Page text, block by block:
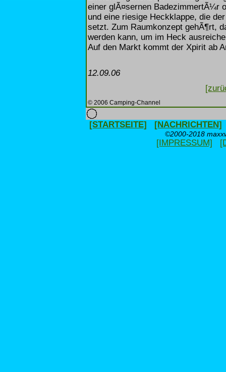
einer glÃ¤sernen BadezimmertÃ¼r
und eine riesige Heckklappe, die
setzt. Zum Raumkonzept gehÃ¶rt,
werden kann, um im Heck
Auf den Markt kommt der Xpirit ab
12.09.06
© 2006 Camping-Channel
[STARTSEITE] [NACHRICHTEN]
©2000-2018
[IMPRESSUM]